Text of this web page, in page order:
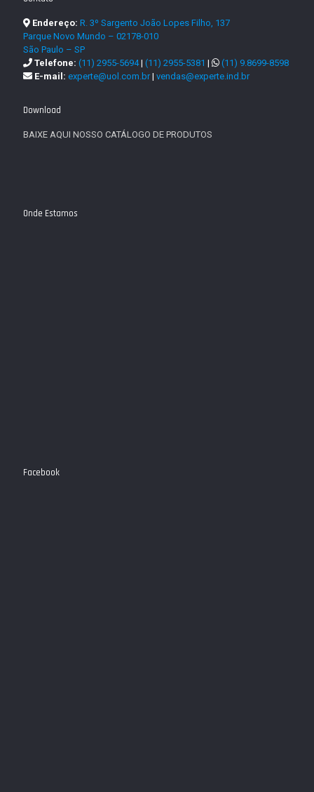
Endereço: R. 3º Sargento João Lopes Filho, 137
Parque Novo Mundo – 02178-010
São Paulo – SP
Telefone: (11) 2955-5694| (11) 2955-5381 |
(11) 9.8699-8598
E-mail: experte@uol.com.br| vendas@experte.ind.br
Download
BAIXE AQUI NOSSO CATÁLOGO DE PRODUTOS
Onde Estamos
Facebook